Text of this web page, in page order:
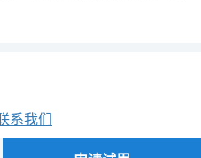
系我们